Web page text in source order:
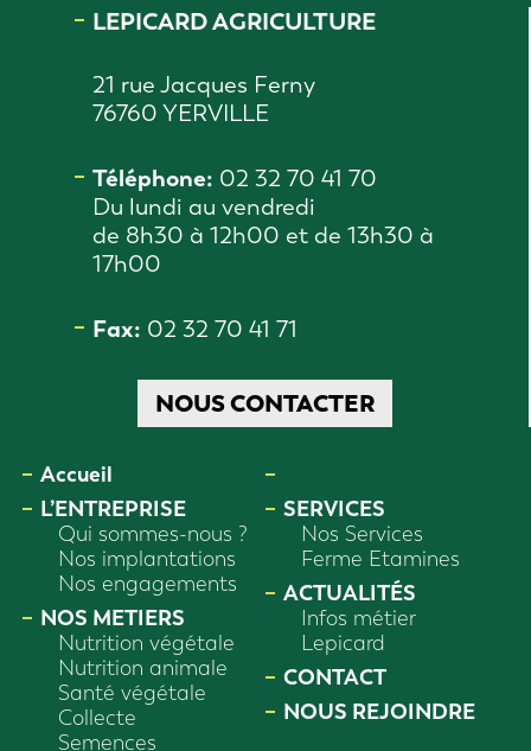
LEPICARD AGRICULTURE
21 rue Jacques Ferny
76760 YERVILLE
Téléphone: 02 32 70 41 70
Du lundi au vendredi
de 8h30 à 12h00 et de 13h30 à
17h00
Fax: 02 32 70 41 71
NOUS CONTACTER
Accueil
L’ENTREPRISE
Qui sommes-nous ?
Nos implantations
Nos engagements
NOS METIERS
Nutrition végétale
Nutrition animale
Santé végétale
Collecte
Semences
SERVICES
Nos Services
Ferme Etamines
ACTUALITÉS
Infos métier
Lepicard
CONTACT
NOUS REJOINDRE